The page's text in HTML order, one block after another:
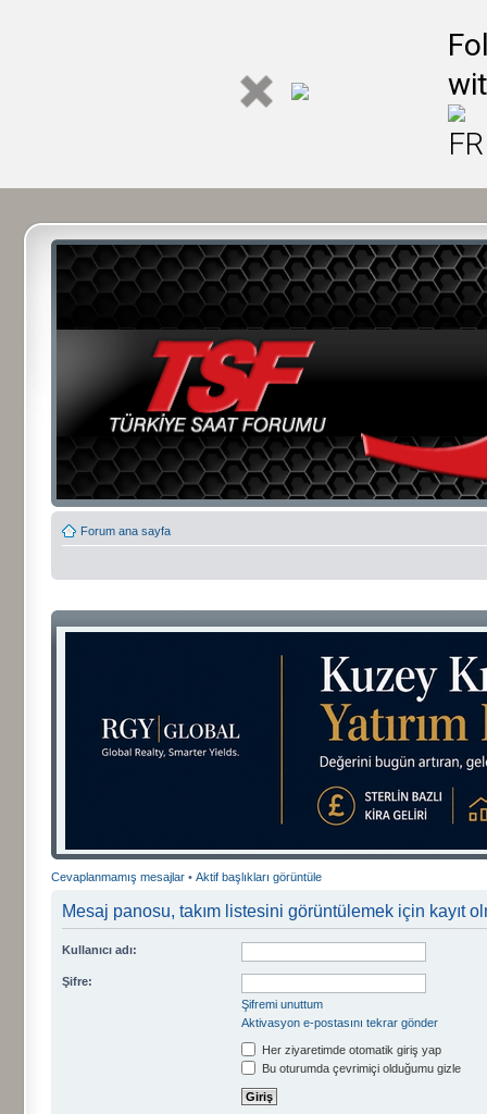
Forum ana sayfa
Cevaplanmamış mesajlar • Aktif başlıkları görüntüle
Mesaj panosu, takım listesini görüntülemek için kayıt
Kullanıcı adı:
Şifre:
Şifremi unuttum
Aktivasyon e-postasını tekrar gönder
Her ziyaretimde otomatik giriş yap
Bu oturumda çevrimiçi olduğumu gizle